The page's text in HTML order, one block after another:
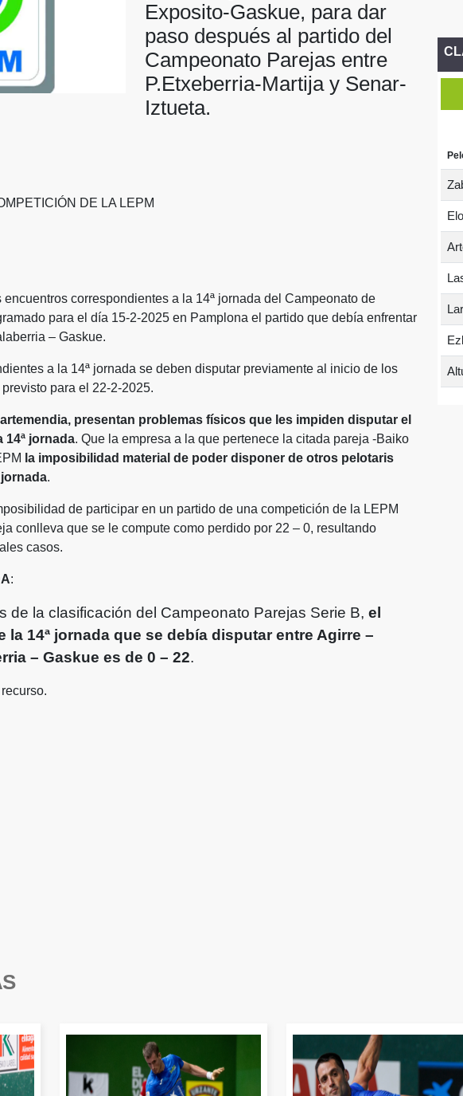
Exposito-Gaskue, para dar
paso después al partido del
Campeonato Parejas entre
P.Etxeberria-Martija y Senar-
Iztueta.
DE LA LEPM
correspondientes a la 14ª jornada del Campeonato de
para el día 15-2-2025 en Pamplona el partido que debía enfrentar
– Gaskue.
a la 14ª jornada se deben disputar previamente al inicio de los
para el 22-2-2025.
presentan problemas físicos que les impiden disputar el
14ª jornada. Que la empresa a la que pertenece la citada pareja -Baiko
la imposibilidad material de poder disponer de otros pelotaris
.
de participar en un partido de una competición de la LEPM
conlleva que se le compute como perdido por 22 – 0, resultando
casos.
:
de la clasificación del Campeonato Parejas Serie B, el
la 14ª jornada que se debía disputar entre Agirre –
– Gaskue es de 0 – 22.